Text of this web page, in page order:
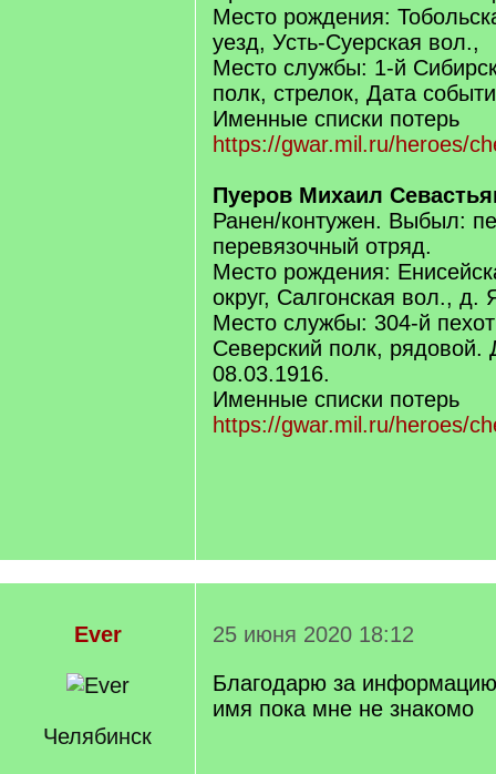
Место рождения:
уезд, Усть-Суерская вол.,
Место службы: 1-й
полк, стрелок, Дата
Именные списки потерь
https://gwar.mil.ru/heroes/
Пуеров Михаил
Ранен/контужен. Выбыл:
перевязочный отряд.
Место рождения:
округ, Салгонская вол., д.
Место службы: 304-й
Северский полк, рядовой.
08.03.1916.
Именные списки потерь
https://gwar.mil.ru/heroes/
Ever
Челябинск
25 июня 2020 18:12
Благодарю за
имя пока мне не знакомо